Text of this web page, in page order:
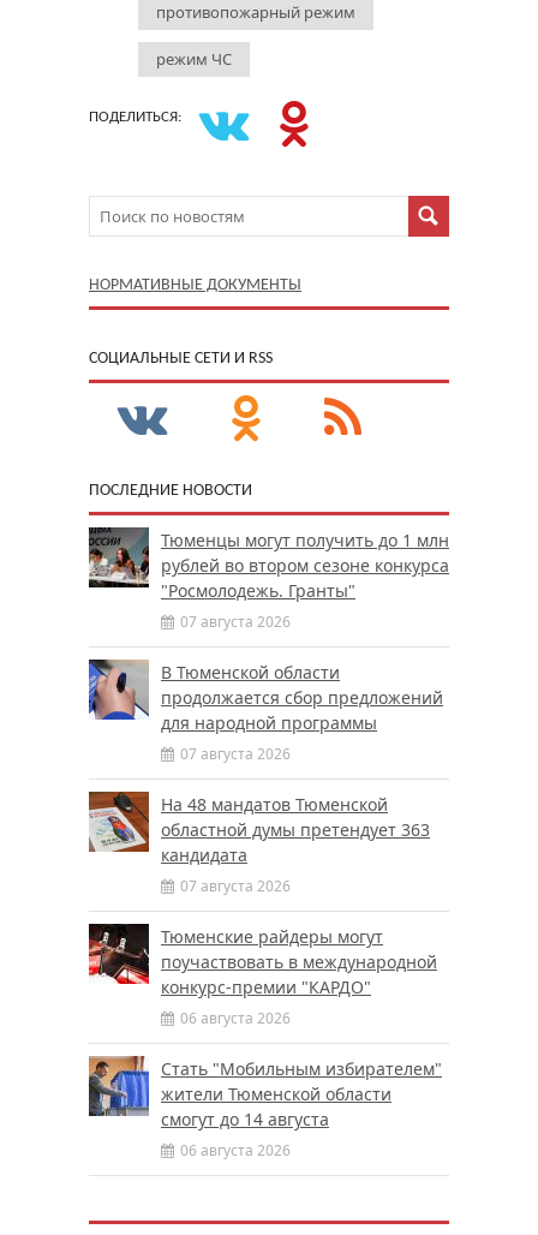
противопожарный режим
режим ЧС
ПОДЕЛИТЬСЯ:
НОРМАТИВНЫЕ ДОКУМЕНТЫ
CОЦИАЛЬНЫЕ СЕТИ И RSS
ПОСЛЕДНИЕ НОВОСТИ
Тюменцы могут получить до 1 млн
рублей во втором сезоне конкурса
"Росмолодежь. Гранты"
07 августа 2026
В Тюменской области
продолжается сбор предложений
для народной программы
07 августа 2026
На 48 мандатов Тюменской
областной думы претендует 363
кандидата
07 августа 2026
Тюменские райдеры могут
поучаствовать в международной
конкурс-премии "КАРДО"
06 августа 2026
Стать "Мобильным избирателем"
жители Тюменской области
смогут до 14 августа
06 августа 2026